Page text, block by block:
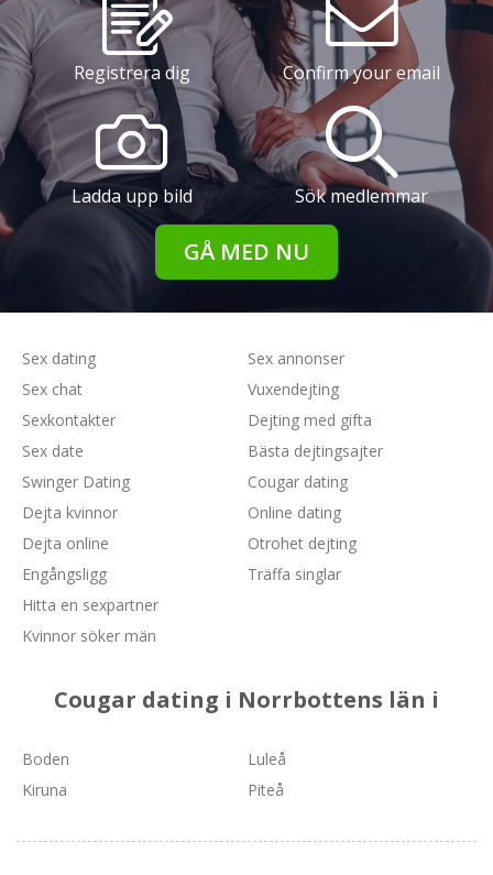
Registrera dig Confirm your email
Ladda upp bild Sök medlemmar
GÅ MED NU
Sex dating
Sex chat
Sexkontakter
Sex date
Swinger Dating
Sex annonser
Vuxendejting
Dejting med gifta
Bästa dejtingsajter
Cougar dating
Dejta kvinnor
Dejta online
Engångsligg
Hitta en sexpartner
Kvinnor söker män
Online dating
Otrohet dejting
Träffa singlar
Cougar dating i Norrbottens län i
Boden
Kiruna
Luleå
Piteå